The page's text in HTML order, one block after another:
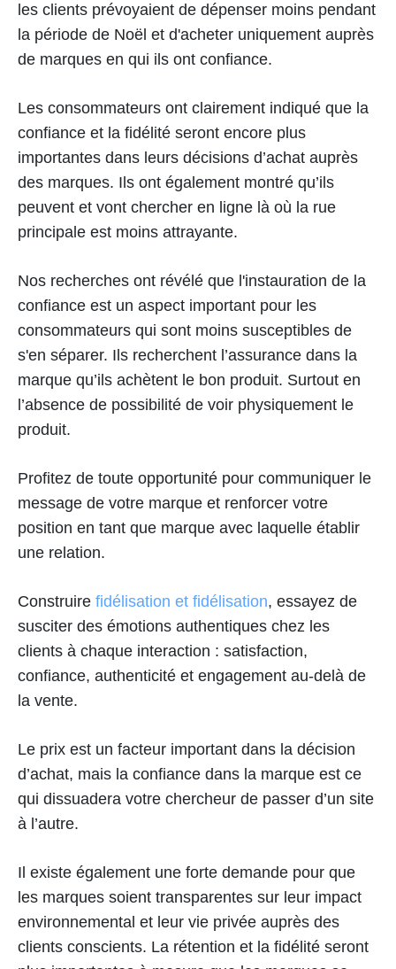
les clients prévoyaient de dépenser moins pendant
la période de Noël et d'acheter uniquement auprès
de marques en qui ils ont confiance.
Les consommateurs ont clairement indiqué que la
confiance et la fidélité seront encore plus
importantes dans leurs décisions d’achat auprès
des marques. Ils ont également montré qu’ils
peuvent et vont chercher en ligne là où la rue
principale est moins attrayante.
Nos recherches ont révélé que l'instauration de la
confiance est un aspect important pour les
consommateurs qui sont moins susceptibles de
s'en séparer. Ils recherchent l’assurance dans la
marque qu’ils achètent le bon produit. Surtout en
l’absence de possibilité de voir physiquement le
produit.
Profitez de toute opportunité pour communiquer le
message de votre marque et renforcer votre
position en tant que marque avec laquelle établir
une relation.
Construire fidélisation et fidélisation, essayez de
susciter des émotions authentiques chez les
clients à chaque interaction : satisfaction,
confiance, authenticité et engagement au-delà de
la vente.
Le prix est un facteur important dans la décision
d’achat, mais la confiance dans la marque est ce
qui dissuadera votre chercheur de passer d’un site
à l’autre.
Il existe également une forte demande pour que
les marques soient transparentes sur leur impact
environnemental et leur vie privée auprès des
clients conscients. La rétention et la fidélité seront